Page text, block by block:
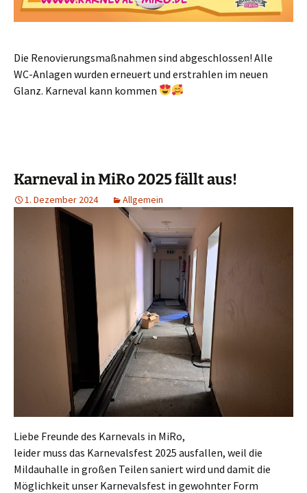
Die Renovierungsmaßnahmen sind abgeschlossen! Alle
WC-Anlagen wurden erneuert und erstrahlen im neuen
Glanz. Karneval kann kommen
Karneval in MiRo 2025 fällt aus!
1. Dezember 2024 Allgemein
Liebe Freunde des Karnevals in MiRo,
leider muss das Karnevalsfest 2025 ausfallen, weil die
Mildauhalle in großen Teilen saniert wird und damit die
Möglichkeit unser Karnevalsfest in gewohnter Form